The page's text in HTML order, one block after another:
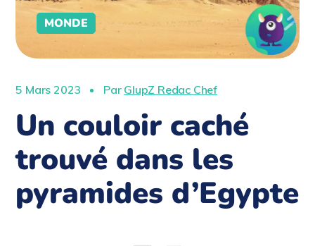
MONDE
5 Mars 2023 Par GlupZ Redac Chef
Un couloir caché
trouvé dans les
pyramides d’Egypte